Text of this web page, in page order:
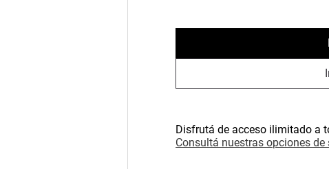
Disfrutá de acceso ilimitado a
Consultá nuestras opciones de